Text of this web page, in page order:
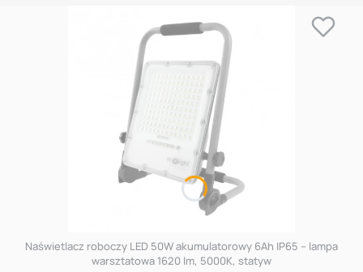
Naświetlacz roboczy LED 50W akumulatorowy 6Ah IP65 – lampa
warsztatowa 1620 lm, 5000K, statyw